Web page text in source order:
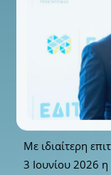
Με ιδιαίτερη
3 Ιουνίου 2026